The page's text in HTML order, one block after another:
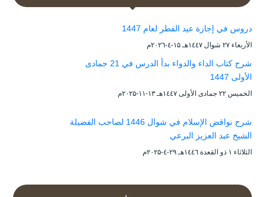
دروس في إجازة عيد الفطر لعام 1447
الأربعاء ۲۷ شوال ۱٤٤۷هـ ۱۵-٤-۲۰۲٦م
شرح كتاب الداء والدواء بدأ الدرس في 21 جمادى
الأولى 1447
الخميس ۲۲ جمادى الأولى ۱٤٤۷هـ ۱۳-۱۱-۲۰۲۵م
شرح نواقض الإسلام في شوال 1446 لصاحب الفضيلة
الشيخ عبد العزيز البرعي
الثلاثاء ۱ ذو القعدة ۱٤٤٦هـ ۲۹-٤-۲۰۲۵م